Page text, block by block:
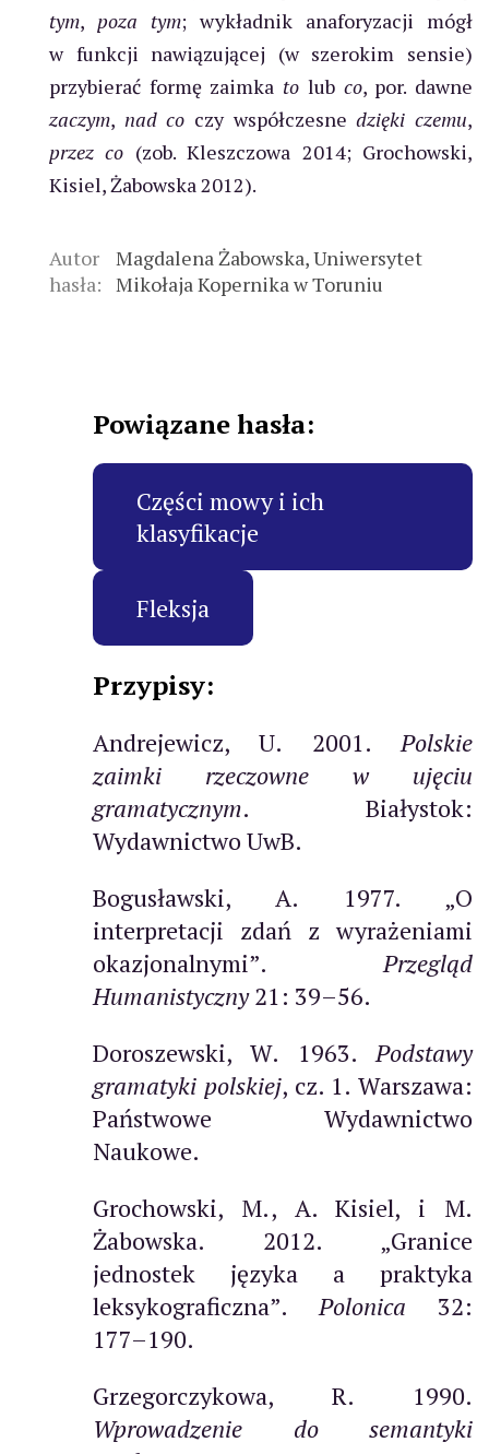
tym, poza tym; wykładnik anaforyzacji mógł
w funkcji nawiązującej (w szerokim sensie)
przybierać formę zaimka to lub co, por. dawne
zaczym, nad co czy współczesnedzięki czemu,
przez co (zob. Kleszczowa 2014; Grochowski,
Kisiel, Żabowska 2012).
Autor
hasła:
Magdalena Żabowska, Uniwersytet
Mikołaja Kopernika w Toruniu
Powiązane hasła:
Części mowy i ich
klasyfikacje
Fleksja
Przypisy:
Andrejewicz, U. 2001.Polskie
zaimki rzeczowne w ujęciu
gramatycznym. Białystok:
Wydawnictwo UwB.
Bogusławski, A. 1977. „O
interpretacji zdań z wyrażeniami
okazjonalnymi”.Przegląd
Humanistyczny21: 39–56.
Doroszewski, W. 1963.Podstawy
gramatyki polskiej, cz. 1. Warszawa:
Państwowe Wydawnictwo
Naukowe.
Grochowski, M., A. Kisiel, i M.
Żabowska. 2012. „Granice
jednostek języka a praktyka
leksykograficzna”.Polonica 32:
177–190.
Grzegorczykowa, R. 1990.
Wprowadzenie do semantyki